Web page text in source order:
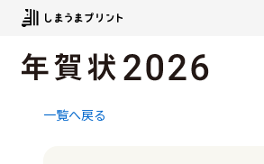
一覧へ戻る